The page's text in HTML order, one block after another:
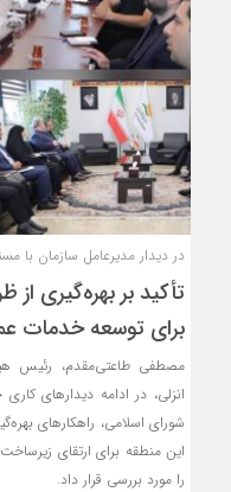
در دیدار مدیرعامل سازمان با
تأكید بر بهره‌گیری از
برای توسعه خدمات
مصطفی طاعتی‌مقدم، رئیس
انزلی، در ادامه دیدارهای
شورای اسلامی، راهکارهای
این منطقه برای ارتقای
را مورد بررسی قرار داد.